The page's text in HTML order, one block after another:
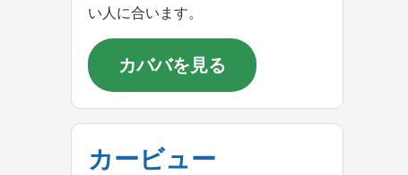
い人に合います。
カババを見る
カービュー